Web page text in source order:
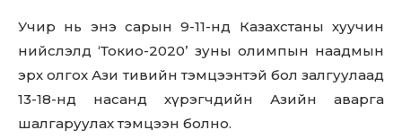
Учир нь энэ сарын 9-11-нд Казахстаны хуучин
нийслэлд ‘Токио-2020’ зуны олимпын наадмын
эрх олгох Ази тивийн тэмцээнтэй бол залгуулаад
13-18-нд насанд хүрэгчдийн Азийн аварга
шалгаруулах тэмцээн болно.